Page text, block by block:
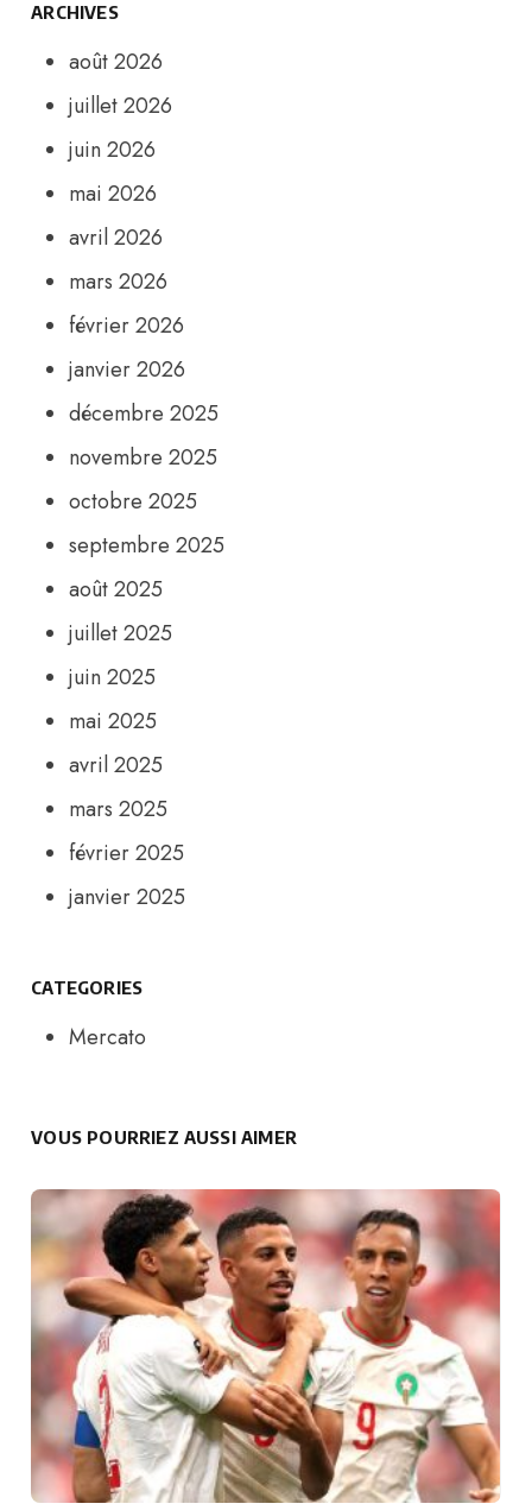
ARCHIVES
août 2026
juillet 2026
juin 2026
mai 2026
avril 2026
mars 2026
février 2026
janvier 2026
décembre 2025
novembre 2025
octobre 2025
septembre 2025
août 2025
juillet 2025
juin 2025
mai 2025
avril 2025
mars 2025
février 2025
janvier 2025
CATEGORIES
Mercato
VOUS POURRIEZ AUSSI AIMER